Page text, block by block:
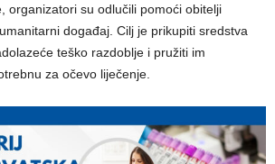
organizatori su odlučili pomoći obitelji
događaj. Cilj je prikupiti sredstva
teško razdoblje i pružiti im
za očevo liječenje.